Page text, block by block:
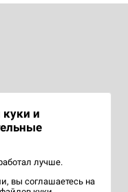
и
лучше.
вы соглашаетесь на